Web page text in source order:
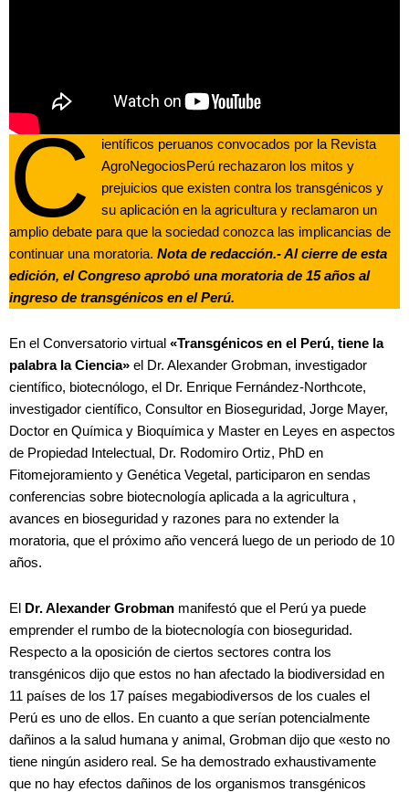
C
ientíficos peruanos convocados por la Revista
AgroNegociosPerú rechazaron los mitos y
prejuicios que existen contra los transgénicos y
su aplicación en la agricultura y reclamaron un
amplio debate para que la sociedad conozca las implicancias de
continuar una moratoria. Nota de redacción.- Al cierre de esta
edición, el Congreso aprobó una moratoria de 15 años al
ingreso de transgénicos en el Perú.
En el Conversatorio virtual «Transgénicos en el Perú, tiene la
palabra la Ciencia» el Dr. Alexander Grobman, investigador
científico, biotecnólogo, el Dr. Enrique Fernández-Northcote,
investigador científico, Consultor en Bioseguridad, Jorge Mayer,
Doctor en Química y Bioquímica y Master en Leyes en aspectos
de Propiedad Intelectual, Dr. Rodomiro Ortiz, PhD en
Fitomejoramiento y Genética Vegetal, participaron en sendas
conferencias sobre biotecnología aplicada a la agricultura ,
avances en bioseguridad y razones para no extender la
moratoria, que el próximo año vencerá luego de un periodo de 10
años.
El Dr. Alexander Grobman manifestó que el Perú ya puede
emprender el rumbo de la biotecnología con bioseguridad.
Respecto a la oposición de ciertos sectores contra los
transgénicos dijo que estos no han afectado la biodiversidad en
11 países de los 17 países megabiodiversos de los cuales el
Perú es uno de ellos. En cuanto a que serían potencialmente
dañinos a la salud humana y animal, Grobman dijo que «esto no
tiene ningún asidero real. Se ha demostrado exhaustivamente
que no hay efectos dañinos de los organismos transgénicos